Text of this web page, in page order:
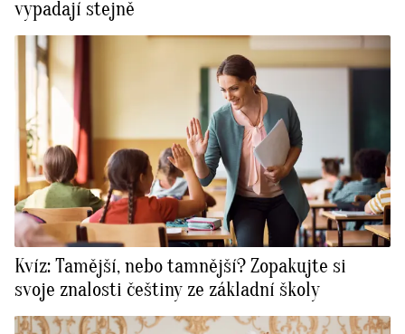
vypadají stejně
Kvíz: Tamější, nebo tamnější? Zopakujte si
svoje znalosti češtiny ze základní školy